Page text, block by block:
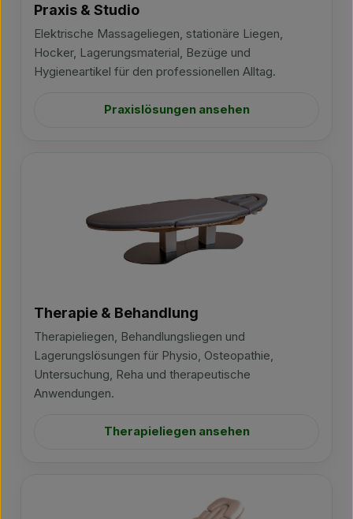
Praxis & Studio
Elektrische Massageliegen, stationäre Liegen,
Hocker, Lagerungsmaterial, Bezüge und
Hygieneartikel für den professionellen Alltag.
Praxislösungen ansehen
Therapie & Behandlung
Therapieliegen, Behandlungsliegen und
Lagerungslösungen für Physio, Osteopathie,
Untersuchung, Reha und therapeutische
Anwendungen.
Therapieliegen ansehen